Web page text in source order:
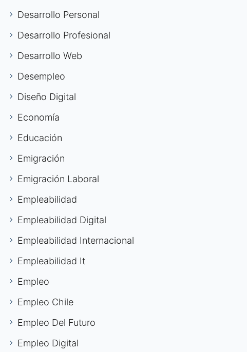
Desarrollo Personal
Desarrollo Profesional
Desarrollo Web
Desempleo
Diseño Digital
Economía
Educación
Emigración
Emigración Laboral
Empleabilidad
Empleabilidad Digital
Empleabilidad Internacional
Empleabilidad It
Empleo
Empleo Chile
Empleo Del Futuro
Empleo Digital